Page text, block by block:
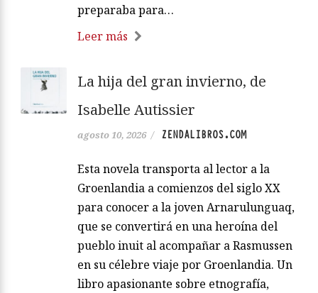
preparaba para…
Leer más
La hija del gran invierno, de
Isabelle Autissier
agosto 10, 2026 / ZENDALIBROS.COM
Esta novela transporta al lector a la
Groenlandia a comienzos del siglo XX
para conocer a la joven Arnarulunguaq,
que se convertirá en una heroína del
pueblo inuit al acompañar a Rasmussen
en su célebre viaje por Groenlandia. Un
libro apasionante sobre etnografía,